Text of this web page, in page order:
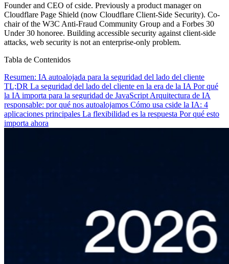
Founder and CEO of cside. Previously a product manager on
Cloudflare Page Shield (now Cloudflare Client-Side Security). Co-
chair of the W3C Anti-Fraud Community Group and a Forbes 30
Under 30 honoree. Building accessible security against client-side
attacks, web security is not an enterprise-only problem.
Tabla de Contenidos
Resumen: IA autoalojada para la seguridad del lado del cliente
TL;DR La seguridad del lado del cliente en la era de la IA Por qué
la IA importa para la seguridad de JavaScript Arquitectura de IA
responsable: por qué nos autoalojamos Cómo usa cside la IA: 4
aplicaciones principales La flexibilidad es la respuesta Por qué esto
importa ahora